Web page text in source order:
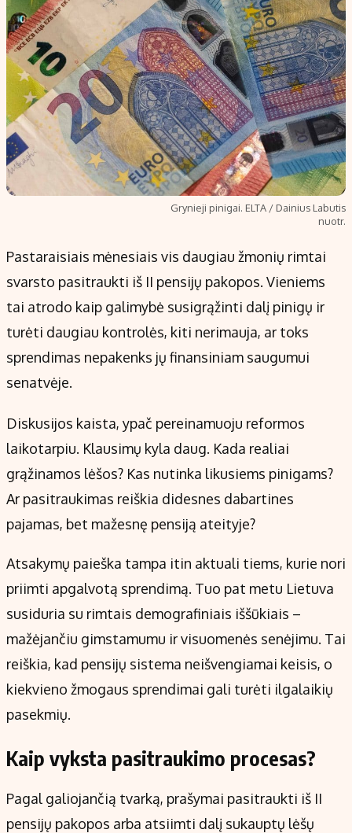
Grynieji pinigai. ELTA / Dainius Labutis
nuotr.
Pastaraisiais mėnesiais vis daugiau žmonių rimtai
svarsto pasitraukti iš II pensijų pakopos. Vieniems
tai atrodo kaip galimybė susigrąžinti dalį pinigų ir
turėti daugiau kontrolės, kiti nerimauja, ar toks
sprendimas nepakenks jų finansiniam saugumui
senatvėje.
Diskusijos kaista, ypač pereinamuoju reformos
laikotarpiu. Klausimų kyla daug. Kada realiai
grąžinamos lėšos? Kas nutinka likusiems pinigams?
Ar pasitraukimas reiškia didesnes dabartines
pajamas, bet mažesnę pensiją ateityje?
Atsakymų paieška tampa itin aktuali tiems, kurie nori
priimti apgalvotą sprendimą. Tuo pat metu Lietuva
susiduria su rimtais demografiniais iššūkiais –
mažėjančiu gimstamumu ir visuomenės senėjimu. Tai
reiškia, kad pensijų sistema neišvengiamai keisis, o
kiekvieno žmogaus sprendimai gali turėti ilgalaikių
pasekmių.
Kaip vyksta pasitraukimo procesas?
Pagal galiojančią tvarką, prašymai pasitraukti iš II
pensijų pakopos arba atsiimti dalį sukauptų lėšų